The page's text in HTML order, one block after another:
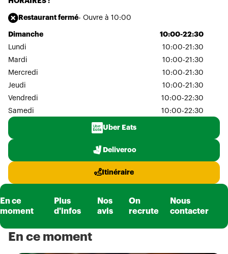
Restaurant fermé- Ouvre à 10:00
Dimanche
10:00-22:30
Lundi
10:00-21:30
Mardi
10:00-21:30
Mercredi
10:00-21:30
Jeudi
10:00-21:30
Vendredi
10:00-22:30
Samedi
10:00-22:30
Uber Eats
Deliveroo
Itinéraire
En ce
moment
Plus
d'infos
Nos
avis
On
recrute
Nous
contacter
En ce moment